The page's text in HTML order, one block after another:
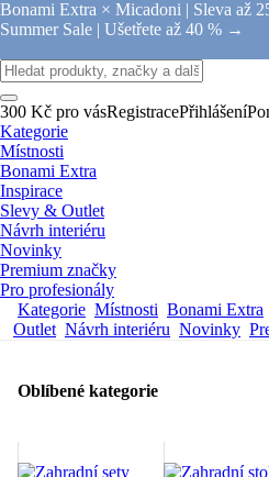
Bonami Extra × Micadoni | Sleva až
Summer Sale | Ušetřete až 40 % →
300 Kč pro vásRegistracePřihlášení
Kategorie
Místnosti
Bonami Extra
Inspirace
Slevy & Outlet
Návrh interiéru
Novinky
Premium značky
Pro profesionály
Kategorie Místnosti Bonami Extra
Outlet Návrh interiéru Novinky
Oblíbené kategorie